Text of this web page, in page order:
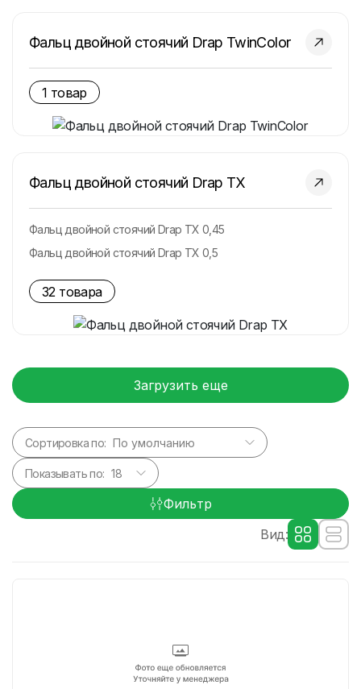
Фальц двойной стоячий Drap TwinColor
1 товар
Фальц двойной стоячий Drap TX
Фальц двойной стоячий Drap TX 0,45
Фальц двойной стоячий Drap TX 0,5
32 товара
Загрузить еще
Сортировка по:
Показывать по:
Фильтр
Вид: